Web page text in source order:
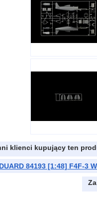
klienci kupujący ten
84193 [1:48] F4F-3